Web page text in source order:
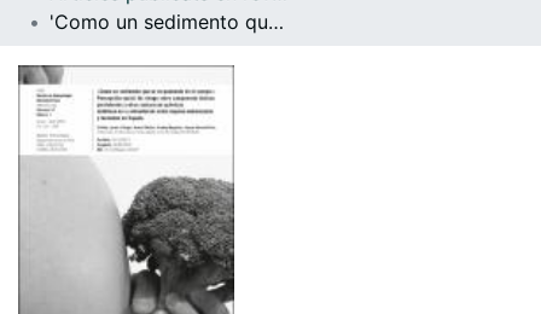
'Como un sedimento que se va quedando en el cuerpo': percepción social del riesgo sobre Compuestos Tóxicos Persistentes y otras sustancias químicas sintéticas en la alimentación entre mujeres embarazadas y lactantes en España